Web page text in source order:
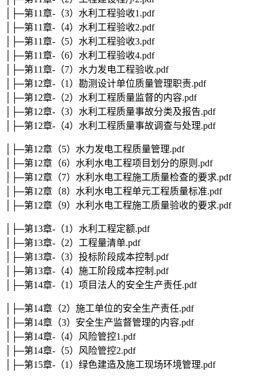
│├─第11章-（3）水利工程验收1.pdf
│├─第11章-（4）水利工程验收2.pdf
│├─第11章-（5）水利工程验收3.pdf
│├─第11章-（6）水利工程验收4.pdf
│├─第11章-（7）水力发电工程验收.pdf
│├─第12章-（1）勘测设计单位质量管理职责.pdf
│├─第12章-（2）水利工程质量监督的内容.pdf
│├─第12章-（3）水利工程质量事故分类及报告.pdf
│├─第12章-（4）水利工程质量事故调查与处理.pdf
│├─第12章（5）水力发电工程质量管理.pdf
│├─第12章（6）水利水电工程项目划分的原则.pdf
│├─第12章（7）水利水电工程施工质量检查的要求.pdf
│├─第12章（8）水利水电工程单元工程质量标准.pdf
│├─第12章（9）水利水电工程施工质量验收的要求.pdf
│├─第13章-（1）水利工程定额.pdf
│├─第13章-（2）工程量清单.pdf
│├─第13章-（3）投标阶段成本控制.pdf
│├─第13章-（4）施工阶段成本控制.pdf
│├─第14章-（1）项目法人的安全生产责任.pdf
│├─第14章（2）施工单位的安全生产责任.pdf
│├─第14章（3）安全生产监督管理的内容.pdf
│├─第14章-（4）风险管控1.pdf
│├─第14章-（5）风险管控2.pdf
│├─第15章-（1）绿色建造及施工现场环境管理.pdf